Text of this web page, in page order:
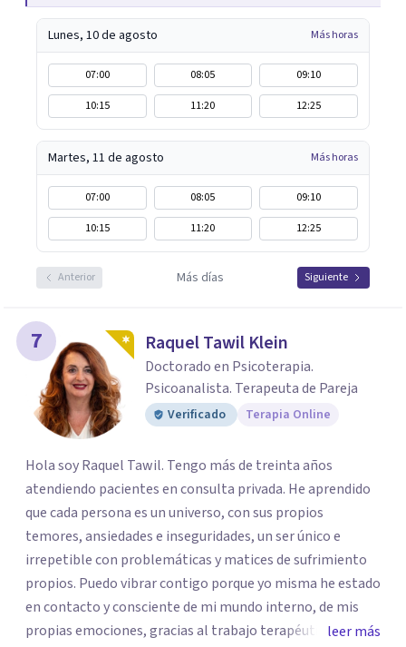
Lunes, 10 de agosto Más horas
07:00 08:05
09:10
10:15
11:20 12:25
Martes, 11 de agosto Más horas
07:00 08:05
09:10
10:15
11:20 12:25
Anterior Más días Siguiente
7 Raquel Tawil Klein
Doctorado en Psicoterapia.
Psicoanalista. Terapeuta de Pareja
Verificado Terapia Online
Hola soy Raquel Tawil. Tengo más de treinta años
atendiendo pacientes en consulta privada. He aprendido
que cada persona es un universo, con sus propios
temores, ansiedades e inseguridades, un ser único e
irrepetible con problemáticas y matices de sufrimiento
propios. Puedo vibrar contigo porque yo misma he estado
en contacto y consciente de mi mundo interno, de mis
propias emociones, gracias al trabajo terapéutico que he
leer más